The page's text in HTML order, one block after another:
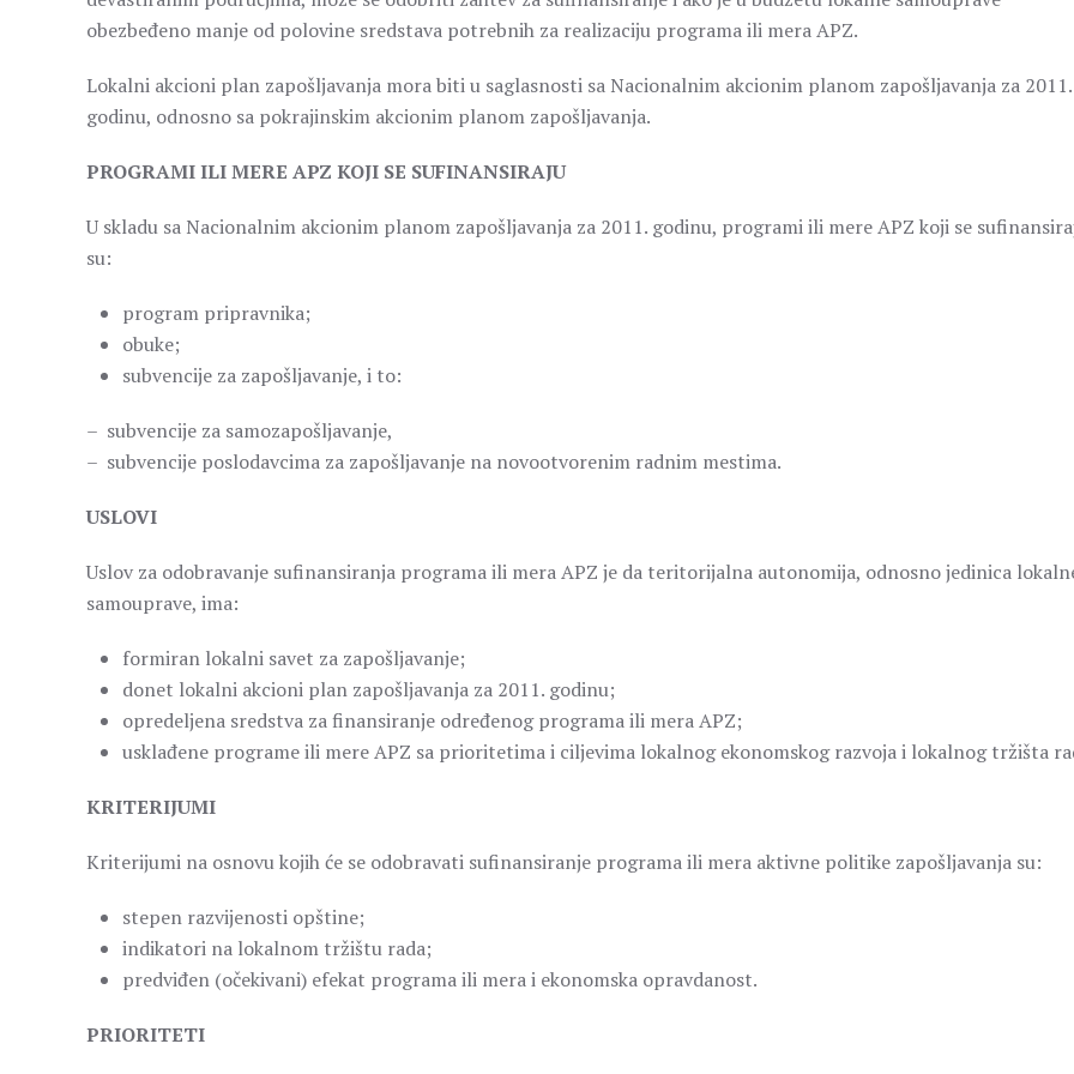
obezbeđeno manje od polovine sredstava potrebnih za realizaciju programa ili mera APZ.
Lokalni akcioni plan zapošljavanja mora biti u saglasnosti sa Nacionalnim akcionim planom zapošljavanja za 2011.
godinu, odnosno sa pokrajinskim akcionim planom zapošljavanja.
PROGRAMI ILI MERE APZ KOJI SE SUFINANSIRAJU
U skladu sa Nacionalnim akcionim planom zapošljavanja za 2011. godinu, programi ili mere APZ koji se
su:
program pripravnika;
obuke;
subvencije za zapošljavanje, i to:
– subvencije za samozapošljavanje,
– subvencije poslodavcima za zapošljavanje na novootvorenim radnim mestima.
USLOVI
Uslov za odobravanje sufinansiranja programa ili mera APZ je da teritorijalna autonomija, odnosno jedinica
samouprave, ima:
formiran lokalni savet za zapošljavanje;
donet lokalni akcioni plan zapošljavanja za 2011. godinu;
opredeljena sredstva za finansiranje određenog programa ili mera APZ;
usklađene programe ili mere APZ sa prioritetima i ciljevima lokalnog ekonomskog razvoja i lokalnog tržišta
KRITERIJUMI
Kriterijumi na osnovu kojih će se odobravati sufinansiranje programa ili mera aktivne politike zapošljavanja su:
stepen razvijenosti opštine;
indikatori na lokalnom tržištu rada;
predviđen (očekivani) efekat programa ili mera i ekonomska opravdanost.
PRIORITETI